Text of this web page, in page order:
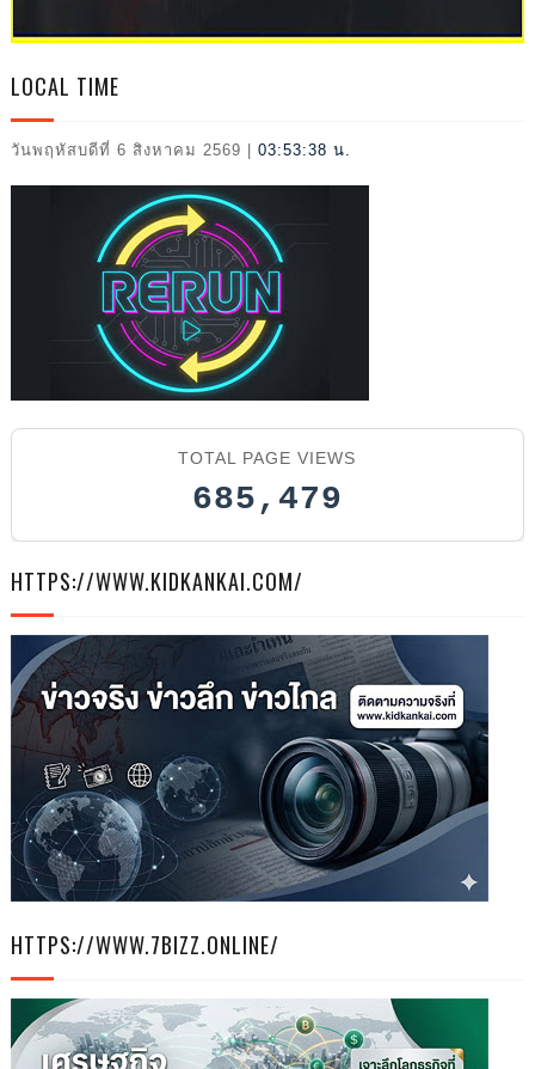
L
2026
LOCAL TIME
วันพฤหัสบดีที่ 6 สิงหาคม 2569 03:53:39 น.
TOTAL PAGE VIEWS
685,479
HTTPS://WWW.KIDKANKAI.COM/
HTTPS://WWW.7BIZZ.ONLINE/